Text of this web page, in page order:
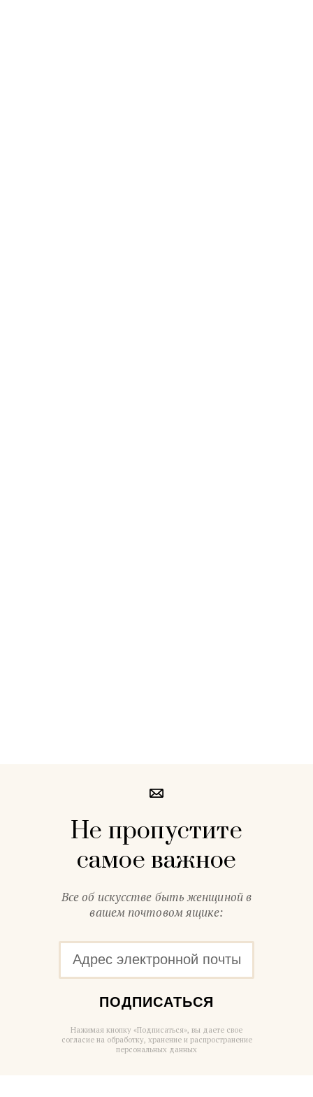
Не пропустите
самое важное
Все об искусстве быть женщиной в
вашем почтовом ящике:
ПОДПИСАТЬСЯ
Нажимая кнопку «Подписаться», вы даете свое
согласие на обработку, хранение и распространение
персональных данных